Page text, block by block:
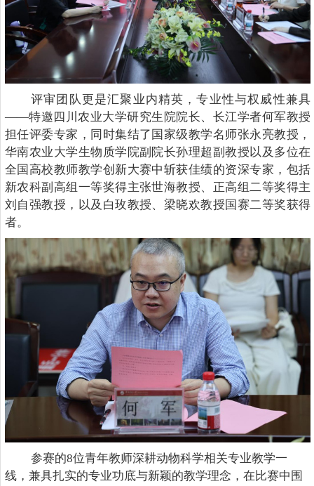
评审团队更是汇聚业内精英，专业性与权威性兼具
——特邀四川农业大学研究生院院长、长江学者何军教授
担任评委专家，同时集结了国家级教学名师张永亮教授，
华南农业大学生物质学院副院长孙理超副教授以及多位在
全国高校教师教学创新大赛中斩获佳绩的资深专家，包括
新农科副高组一等奖得主张世海教授、正高组二等奖得主
刘自强教授，以及白玫教授、梁晓欢教授国赛二等奖获得
者。
参赛的8位青年教师深耕动物科学相关专业教学一
线，兼具扎实的专业功底与新颖的教学理念，在比赛中围